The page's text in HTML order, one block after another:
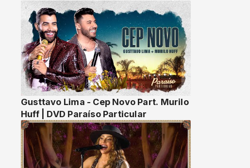
Gusttavo Lima - Cep Novo Part. Murilo
Huff | DVD Paraíso Particular